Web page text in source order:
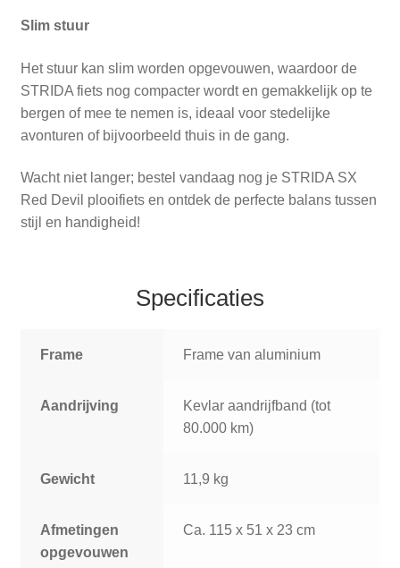
Slim stuur
Het stuur kan slim worden opgevouwen, waardoor de
STRIDA fiets nog compacter wordt en gemakkelijk op te
bergen of mee te nemen is, ideaal voor stedelijke
avonturen of bijvoorbeeld thuis in de gang.
Wacht niet langer; bestel vandaag nog je STRIDA SX
Red Devil plooifiets en ontdek de perfecte balans tussen
stijl en handigheid!
Specificaties
Frame Frame van aluminium
Aandrijving
Kevlar aandrijfband (tot
80.000 km)
Gewicht 11,9 kg
Afmetingen
opgevouwen
Ca. 115 x 51 x 23 cm